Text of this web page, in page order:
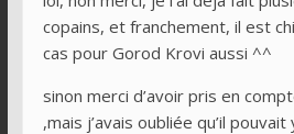
copains, et franchement, il est
cas pour Gorod Krovi aussi ^^
sinon merci d’avoir pris en
,mais j’avais oubliée qu’il